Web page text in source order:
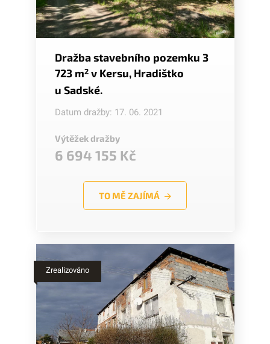
Dražba stavebního pozemku 3
723 m2v Kersu, Hradištko
u Sadské.
Datum dražby: 17. 06. 2021
Výtěžek dražby
6 694 155 Kč
TO MĚ ZAJÍMÁ
Zrealizováno